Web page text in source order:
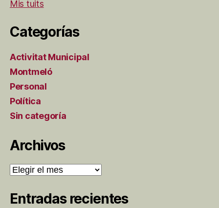
Mis tuits
Categorías
Activitat Municipal
Montmeló
Personal
Política
Sin categoría
Archivos
Archivos
Entradas recientes